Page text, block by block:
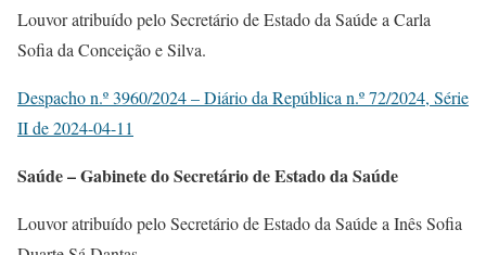
Louvor atribuído pelo Secretário de Estado da Saúde a Carla
Sofia da Conceição e Silva.
Despacho n.º 3960/2024 – Diário da República n.º 72/2024, Série
II de 2024-04-11
Saúde – Gabinete do Secretário de Estado da Saúde
Louvor atribuído pelo Secretário de Estado da Saúde a Inês Sofia